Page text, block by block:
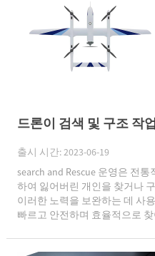
드론이 검색 및 구조 작
출시 시간: 2023-06-19
search and Rescue 운영은 전
하여 잃어버린 개인을 찾거나
이러한 노력을 보완하는 데 사
빠르고 안전하며 효율적으로